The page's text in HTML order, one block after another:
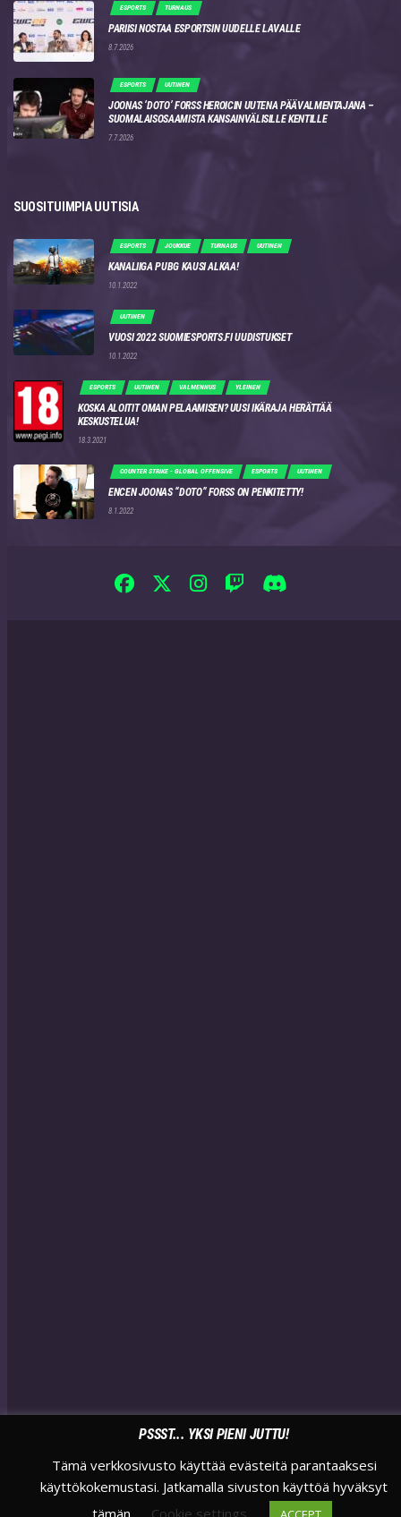
ESPORTS TURNAUS
PARIISI NOSTAA ESPORTSIN UUDELLE LAVALLE
8.7.2026
ESPORTS UUTINEN
JOONAS ‘DOTO’ FORSS HEROICIN UUTENA PÄÄVALMENTAJANA –
SUOMALAISOSAAMISTA KANSAINVÄLISILLE KENTILLE
7.7.2026
SUOSITUIMPIA UUTISIA
ESPORTS JOUKKUE TURNAUS UUTINEN
KANALIIGA PUBG KAUSI ALKAA!
10.1.2022
UUTINEN
VUOSI 2022 SUOMIESPORTS.FI UUDISTUKSET
10.1.2022
ESPORTS UUTINEN VALMENNUS YLEINEN
KOSKA ALOITIT OMAN PELAAMISEN? UUSI IKÄRAJA HERÄTTÄÄ
KESKUSTELUA!
18.3.2021
COUNTER STRIKE - GLOBAL OFFENSIVE ESPORTS UUTINEN
ENCEN JOONAS “DOTO” FORSS ON PENKITETTY!
8.1.2022
PSSST... YKSI PIENI JUTTU!
Tämä verkkosivusto käyttää evästeitä parantaaksesi
käyttökokemustasi. Jatkamalla sivuston käyttöä hyväksyt
tämän.
Cookie settings